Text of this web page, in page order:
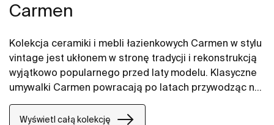
Carmen
Kolekcja ceramiki i mebli łazienkowych Carmen w stylu
vintage jest ukłonem w stronę tradycji i rekonstrukcją
wyjątkowo popularnego przed laty modelu. Klasyczne
umywalki Carmen powracają po latach przywodząc na
myśl klimat dawnych dni i rozrastając się w nową,
kompletną kolekcję, wyposażoną w
Wyświetl całą kolekcję